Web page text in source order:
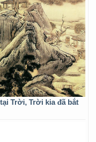
Trời, Trời kia đã bắt